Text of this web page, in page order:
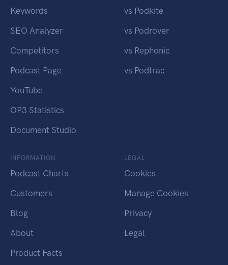
Keywords
SEO Analyzer
Competitors
Podcast Page
YouTube
OP3 Statistics
Document Studio
vs Podkite
vs Podrover
vs Rephonic
vs Podtrac
INFORMATION
Podcast Charts
Customers
Blog
About
Product Facts
LEGAL
Cookies
Manage Cookies
Privacy
Legal